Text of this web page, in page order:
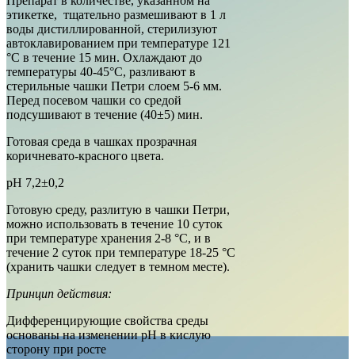
этикетке, тщательно размешивают в 1 л
воды дистиллированной, стерилизуют
автоклавированием при температуре 121
°С в течение 15 мин. Охлаждают до
температуры 40-45°С, разливают в
стерильные чашки Петри слоем 5-6 мм.
Перед посевом чашки со средой
подсушивают в течение (40±5) мин.
Готовая среда в чашках прозрачная
коричневато-красного цвета.
рН 7,2±0,2
Готовую среду, разлитую в чашки Петри,
можно использовать в течение 10 суток
при температуре хранения 2-8 °С, и в
течение 2 суток при температуре 18-25 °С
(хранить чашки следует в темном месте).
Принцип действия:
Дифференцирующие свойства среды
основаны на изменении рН в кислую
сторону при росте